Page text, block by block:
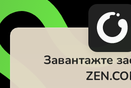
Завантажте